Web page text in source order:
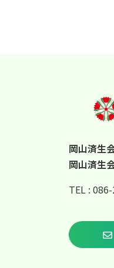
岡山済生
岡山済生
TEL :